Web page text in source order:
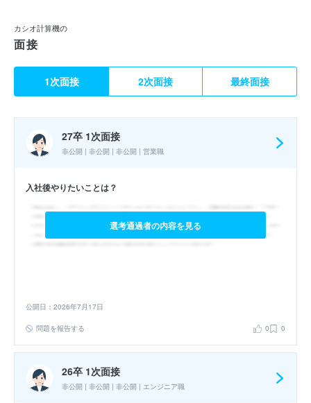
カシオ計算機の
面接
1次面接 2次面接 最終面接
27卒 1次面接
非公開 | 非公開 | 非公開 | 営業職
入社後やりたいことは？
選考通過者の内容を見る
公開日：2026年7月17日
問題を報告する 0 0
26卒 1次面接
非公開 | 非公開 | 非公開 | エンジニア職